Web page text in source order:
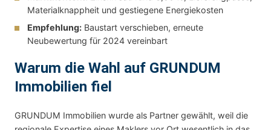
Materialknappheit und gestiegene Energiekosten
Empfehlung: Baustart verschieben, erneute
Neubewertung für 2024 vereinbart
Warum die Wahl auf GRUNDUM
Immobilien fiel
GRUNDUM Immobilien wurde als Partner gewählt, weil die